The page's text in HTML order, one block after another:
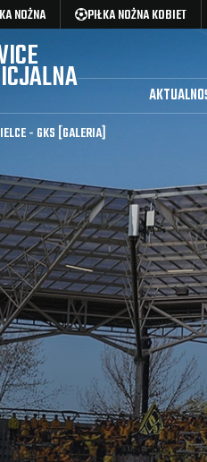
NOŻNA PIŁKA NOŻNA KOBIET
- GKS [GALERIA]